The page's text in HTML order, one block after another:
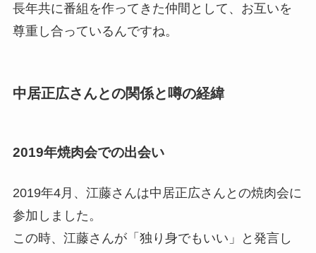
長年共に番組を作ってきた仲間として、お互いを
尊重し合っているんですね。
中居正広さんとの関係と噂の経緯
2019年焼肉会での出会い
2019年4月、江藤さんは中居正広さんとの焼肉会に
参加しました。
この時、江藤さんが「独り身でもいい」と発言し